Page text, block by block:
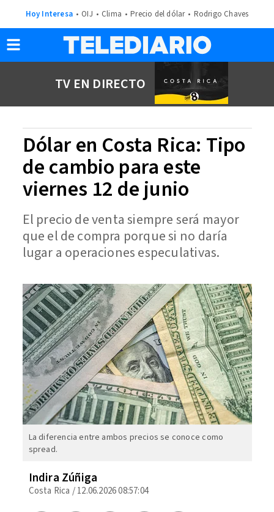
Hoy Interesa OIJ Clima Precio del dólar Rodrigo Chaves
TV EN DIRECTO
Dólar en Costa Rica: Tipo
de cambio para este
viernes 12 de junio
El precio de venta siempre será mayor
que el de compra porque si no daría
lugar a operaciones especulativas.
La diferencia entre ambos precios se conoce como
spread.
Indira Zúñiga
Costa Rica /12.06.2026 08:57:04